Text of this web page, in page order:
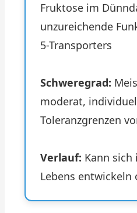
Fruktose im
unzureichende
5-Transporters
Schweregrad:
moderat,
Toleranzgrenzen
Verlauf: Kann sich
Lebens entwickeln